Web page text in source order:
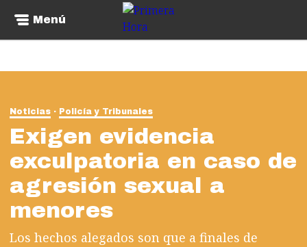
Menú
Noticias Policía y Tribunales
Exigen evidencia
exculpatoria en caso de
agresión sexual a
menores
Los hechos alegados son que a finales de